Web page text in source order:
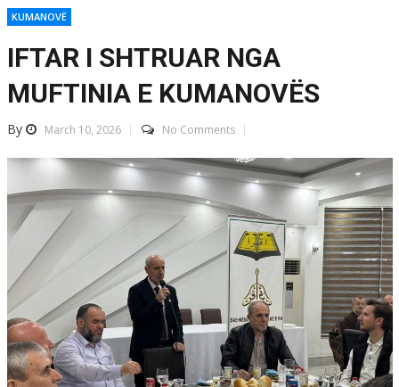
KUMANOVË
IFTAR I SHTRUAR NGA
MUFTINIA E KUMANOVËS
By March 10, 2026 No Comments